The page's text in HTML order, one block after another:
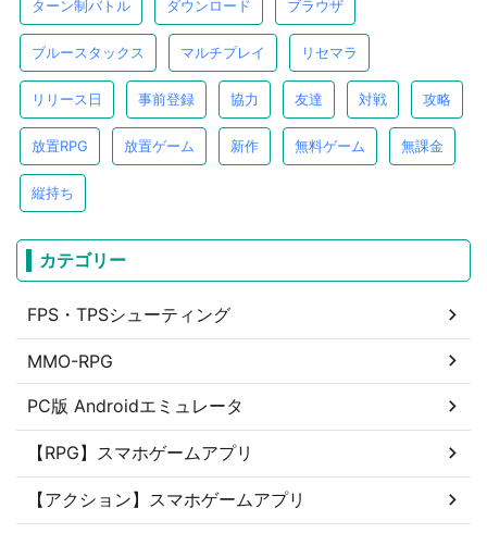
ターン制バトル ダウンロード ブラウザ
ブルースタックス マルチプレイ リセマラ
リリース日 事前登録 協力 友達 対戦 攻略
放置RPG 放置ゲーム 新作 無料ゲーム 無課金
縦持ち
カテゴリー
FPS・TPSシューティング
MMO-RPG
PC版 Androidエミュレータ
【RPG】スマホゲームアプリ
【アクション】スマホゲームアプリ